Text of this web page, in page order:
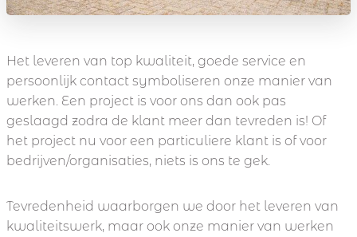
Het leveren van top kwaliteit, goede service en
persoonlijk contact symboliseren onze manier van
werken. Een project is voor ons dan ook pas
geslaagd zodra de klant meer dan tevreden is! Of
het project nu voor een particuliere klant is of voor
bedrijven/organisaties, niets is ons te gek.
Tevredenheid waarborgen we door het leveren van
kwaliteitswerk, maar ook onze manier van werken